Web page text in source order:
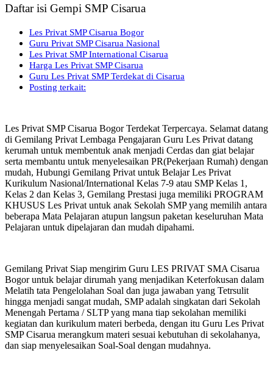
Daftar isi Gempi SMP Cisarua
Les Privat SMP Cisarua Bogor
Guru Privat SMP Cisarua Nasional
Les Privat SMP International Cisarua
Harga Les Privat SMP Cisarua
Guru Les Privat SMP Terdekat di Cisarua
Posting terkait:
Les Privat SMP Cisarua Bogor Terdekat Terpercaya. Selamat datang
di Gemilang Privat Lembaga Pengajaran Guru Les Privat datang
kerumah untuk membentuk anak menjadi Cerdas dan giat belajar
serta membantu untuk menyelesaikan PR(Pekerjaan Rumah) dengan
mudah, Hubungi Gemilang Privat untuk Belajar Les Privat
Kurikulum Nasional/International Kelas 7-9 atau SMP Kelas 1,
Kelas 2 dan Kelas 3, Gemilang Prestasi juga memiliki PROGRAM
KHUSUS Les Privat untuk anak Sekolah SMP yang memilih antara
beberapa Mata Pelajaran atupun langsun paketan keseluruhan Mata
Pelajaran untuk dipelajaran dan mudah dipahami.
Gemilang Privat Siap mengirim Guru LES PRIVAT SMA Cisarua
Bogor untuk belajar dirumah yang menjadikan Keterfokusan dalam
Melatih tata Pengelolahan Soal dan juga jawaban yang Tetrsulit
hingga menjadi sangat mudah, SMP adalah singkatan dari Sekolah
Menengah Pertama / SLTP yang mana tiap sekolahan memiliki
kegiatan dan kurikulum materi berbeda, dengan itu Guru Les Privat
SMP Cisarua merangkum materi sesuai kebutuhan di sekolahanya,
dan siap menyelesaikan Soal-Soal dengan mudahnya.